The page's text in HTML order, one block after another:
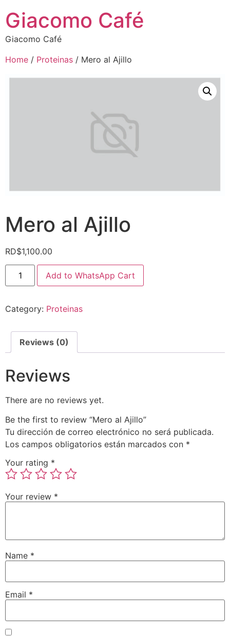
Giacomo Café
Giacomo Café
Home / Proteinas / Mero al Ajillo
Mero al Ajillo
RD$1,100.00
Add to WhatsApp Cart
Category: Proteinas
Reviews (0)
Reviews
There are no reviews yet.
Be the first to review “Mero al Ajillo”
Tu dirección de correo electrónico no será publicada.
Los campos obligatorios están marcados con *
Your rating *
Your review *
Name *
Email *